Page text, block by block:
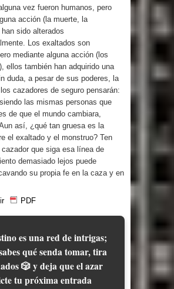
vez fueron humanos, pero
acción (la muerte, la
sido alterados
Los exaltados son
mediante alguna acción (los
ellos también han adquirido una
duda, a pesar de sus poderes, la
cazadores de seguro pensarán:
las mismas personas que
de que el mundo cambiara,
así, ¿qué tan gruesa es la
el exaltado y el monstruo? Ten
que siga esa línea de
demasiado lejos puede
su propia fe en la caza y en
PDF
es una red de intrigas;
qué senda tomar, tira
🎲 y deja que el azar
tu próxima entrada